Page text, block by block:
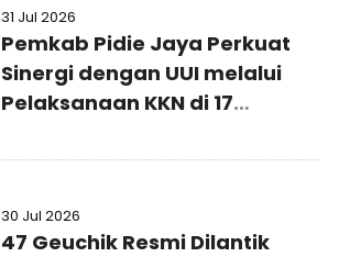
31 Jul 2026
Pemkab Pidie Jaya Perkuat
Sinergi dengan UUI melalui
Pelaksanaan KKN di 17
30 Jul 2026
47 Geuchik Resmi Dilantik